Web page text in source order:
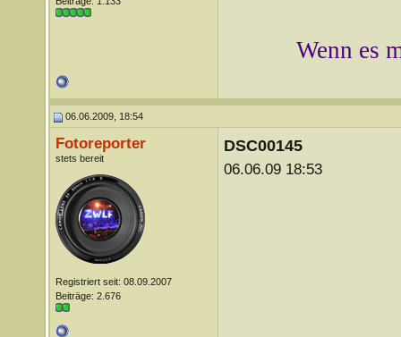
Wenn es
06.06.2009, 18:54
Fotoreporter
stets bereit
Registriert seit: 08.09.2007
Beiträge: 2.676
DSC00145
06.06.09 18:53